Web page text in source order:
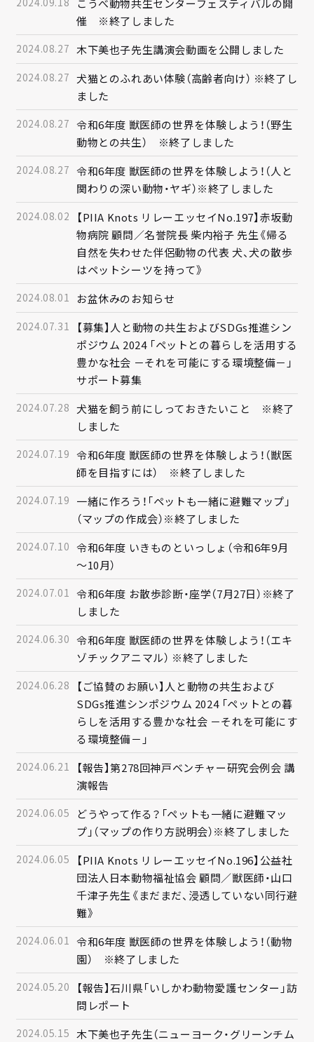
催 ※終了しました
2024.08.27 木下美也子先生講演会動画を公開しました
2024.08.27 犬猫とのふれあい体験（高齢者向け） ※終了し
ました
2024.08.27 令和6年度 獣医師の世界を体験しよう！（野生
動物との共生） ※終了しました
2024.08.27 令和6年度 獣医師の世界を体験しよう！（人と
関わりの深い動物・ヤギ）※終了しました
2024.08.02
【PIIA Knots リレーエッセイNo.197】赤坂動
物病院 顧問／名誉院長 柴内裕子 先生《帰る
自然を失わせた伴侶動物の代表 犬、犬の散歩
はペットシーツを持って》
2024.08.01 お盆休みのお知らせ
2024.07.31
【募集】人と動物の共生およびSDGs推進シン
ポジウム 2024 「ペットとの暮らしを活用する
豊かな社会 －それを可能にする環境整備－」
サポート募集
2024.07.28 犬猫を飼う前にしっておきたいこと ※終了
しました
2024.07.19 令和6年度 獣医師の世界を体験しよう！（獣医
師を目指すには） ※終了しました
2024.07.19 一緒に作ろう！「ペットも一緒に避難マップ」
（マップの作成会）※終了しました
2024.07.10 令和6年度 いきものといっしょ（令和6年9月
～10月）
2024.07.01
令和6年度 お散歩診断・座学（7月27日）※終了
しました
2024.06.30 令和6年度 獣医師の世界を体験しよう！（エキ
ゾチックアニマル） ※終了しました
2024.06.28
【ご協賛のお願い】人と動物の共生および
SDGs推進シンポジウム 2024 「ペットとの暮
らしを活用する豊かな社会 －それを可能にす
る環境整備－」
2024.06.21
【報告】第278回神戸ベンチャー研究会例会 講
演報告
2024.06.05
どうやって作る？「ペットも一緒に避難マッ
プ」（マップの作り方説明会）※終了しました
2024.06.05
【PIIA Knots リレーエッセイNo.196】公益社
団法人日本動物福祉協会 顧問／獣医師・山口
千津子先生《まだまだ、浸透していない同行避
難》
2024.06.01
令和6年度 獣医師の世界を体験しよう！（動物
園） ※終了しました
2024.05.20
【報告】石川県「いしかわ動物愛護センター」訪
問レポート
2024.05.15 木下美也子先生（ニューヨーク・グリーンチム